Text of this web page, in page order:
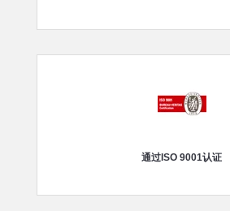
通过ISO 9001认证